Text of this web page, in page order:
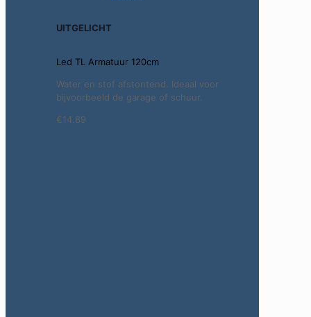
UITGELICHT
Led TL Armatuur 120cm
Water en stof afstontend. Ideaal voor
bijvoorbeeld de garage of schuur.
€14.89